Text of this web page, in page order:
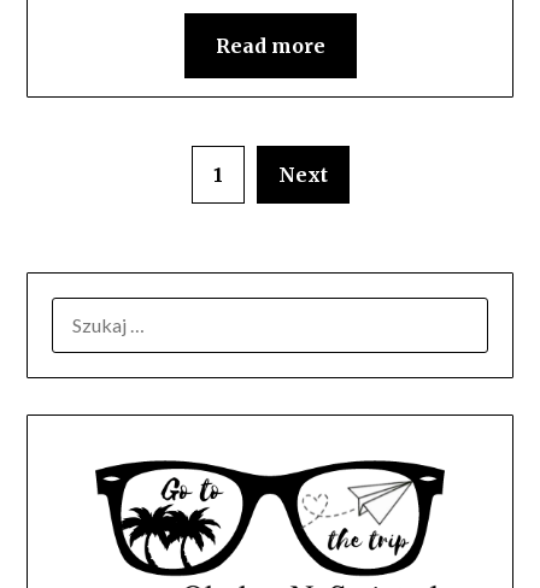
Read more
1 Next